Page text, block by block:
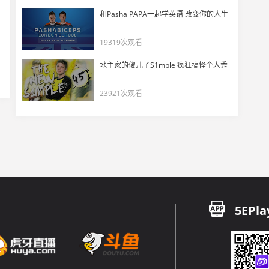
和Pasha PAPA一起学英语 改变你的人生
19319次观看
地主家的傻儿子S1mple 疯狂搞怪个人秀
23921次观看